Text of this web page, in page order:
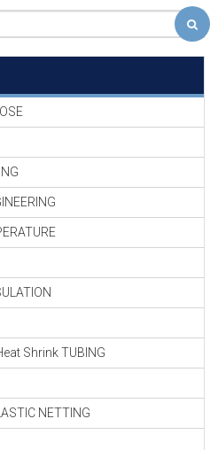
Shrink TUBING
NETTING